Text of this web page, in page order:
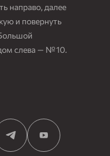
направо, далее
и повернуть
слева — № 10.